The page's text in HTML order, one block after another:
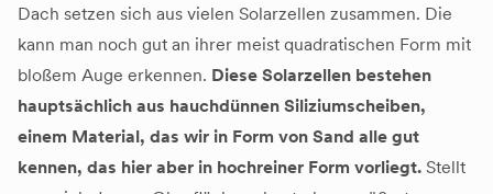
Dach setzen sich aus vielen Solarzellen zusammen. Die
kann man noch gut an ihrer meist quadratischen Form mit
bloßem Auge erkennen. Diese Solarzellen bestehen
hauptsächlich aus hauchdünnen Siliziumscheiben,
einem Material, das wir in Form von Sand alle gut
kennen, das hier aber in hochreiner Form vorliegt. Stellt